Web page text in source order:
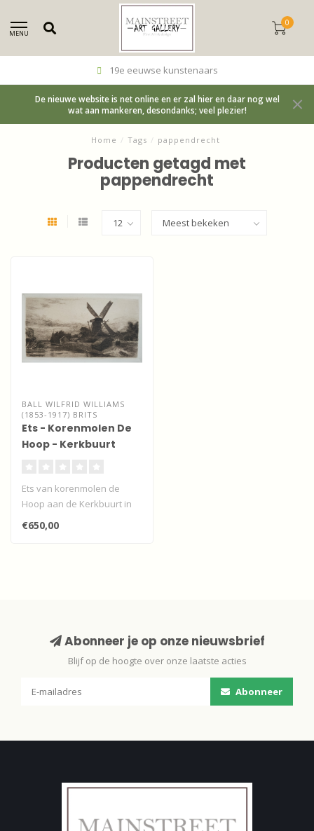
MENU
0
19e eeuwse kunstenaars
De nieuwe website is net online en er zal hier en daar nog wel
wat aan mankeren, desondanks; veel plezier!
Home / Tags / pappendrecht
Producten getagd met
pappendrecht
BALL WILFRID WILLIAMS
(1853-1917) BRITS
Ets - Korenmolen De
Hoop - Kerkbuurt
Ets van korenmolen de
Hoop aan de Kerkbuurt in
Papendrecht.
€650,00
Abonneer je op onze nieuwsbrief
Blijf op de hoogte over onze laatste acties
Abonneer